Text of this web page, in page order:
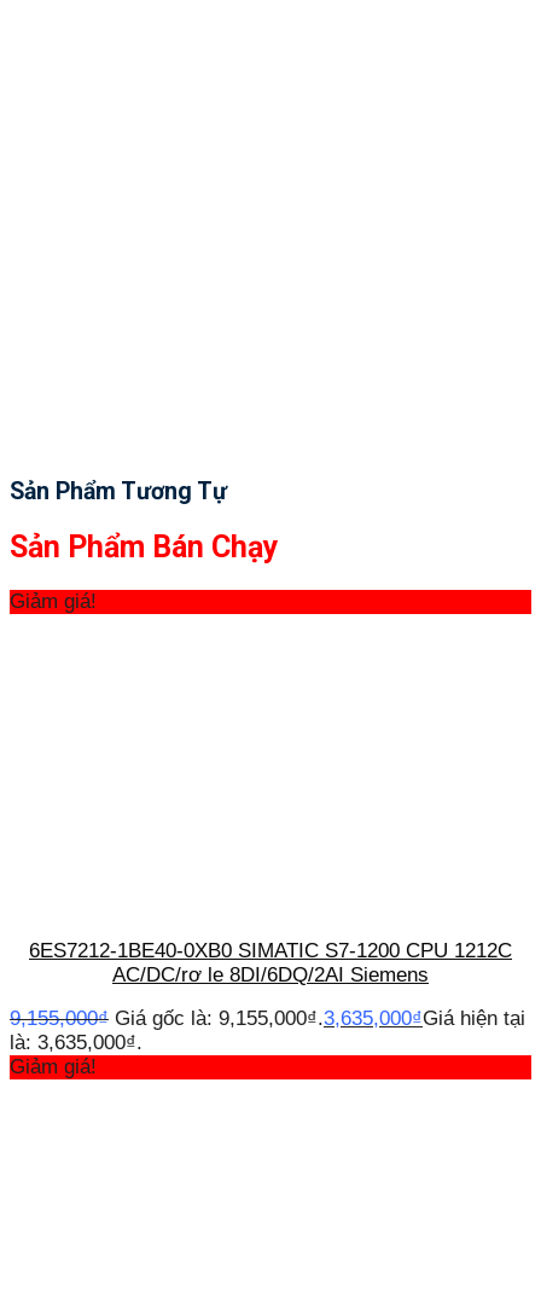
Sản Phẩm Tương Tự
Sản Phẩm Bán Chạy
Giảm giá!
6ES7212-1BE40-0XB0 SIMATIC S7-1200 CPU 1212C
AC/DC/rơ le 8DI/6DQ/2AI Siemens
9,155,000₫ Giá gốc là: 9,155,000₫.3,635,000₫Giá hiện tại
là: 3,635,000₫.
Giảm giá!